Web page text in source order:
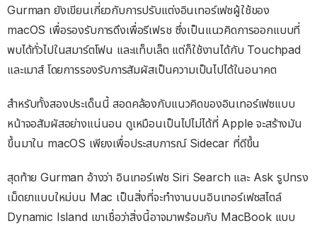
Gurman ยังเขียนเกี่ยวกับการปรับแต่งอินเทอร์เฟซผู้ใช้ของ
macOS เพื่อรองรับการดึงเพื่อรีเฟรช ซึ่งเป็นแนวคิดการออกแบบที่
พบได้ทั่วไปในสมาร์ตโฟน และแท็บเล็ต แต่ก็ใช้งานได้กับ Touchpad
และเมาส์ โดยการรองรับการสัมผัสเป็นความเป็นไปได้ในอนาคต
สำหรับทั้งสองประเด็นนี้ สอดคล้องกับแนวคิดของอินเทอร์เฟซแบบ
หน้าจอสัมผัสอย่างแน่นอน ดูเหมือนเป็นไปไม่ได้ที่ Apple จะสร้างมัน
ขึ้นมาใน macOS เพียงเพื่อประสบการณ์ Sidecar ที่ดีขึ้น
สุดท้าย Gurman อ้างว่า อินเทอร์เฟซ Siri Search และ Ask รูปทรง
เม็ดยาแบบใหม่บน Mac เป็นสิ่งที่จะทำงานบนอินเทอร์เฟซสไตล์
Dynamic Island เขาเชื่อว่าสิ่งนี้อาจมาพร้อมกับ MacBook แบบ